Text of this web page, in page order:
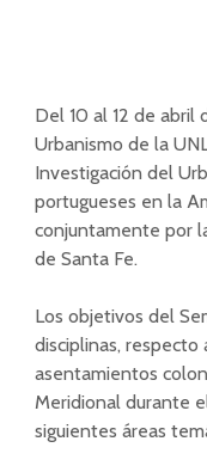
Del 10 al 12 de abril
Urbanismo de la
Investigación del
portugueses en la
conjuntamente por
de Santa Fe.
Los objetivos del
disciplinas,
asentamientos
Meridional durante
siguientes áreas